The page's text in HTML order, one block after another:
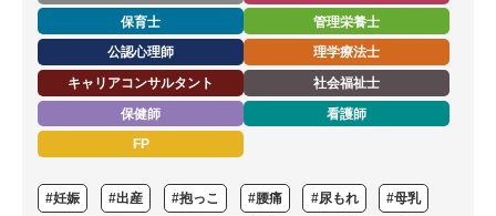
保育士
管理栄養士
公認心理師
理学療法士
キャリアコンサルタント
社会福祉士
保健師
看護師
FP
#妊娠 #出産 #抱っこ #腰痛 #尿もれ #母乳